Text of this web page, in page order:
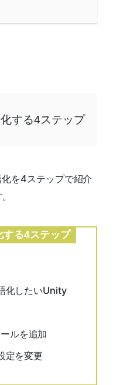
する4ステップ
を4ステップで紹介
る4ステップ
したいUnity
ルを追加
を変更